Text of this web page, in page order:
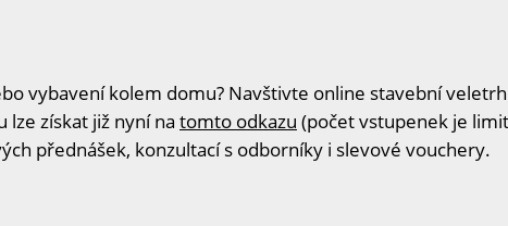
vybavení kolem domu? Navštivte online stavební
lze získat již nyní na tomto odkazu (počet vstupenek je
přednášek, konzultací s odborníky i slevové vouchery.